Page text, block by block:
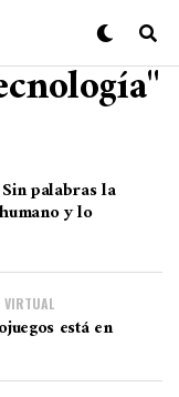
palabras la
y lo
VIRTUAL
está en